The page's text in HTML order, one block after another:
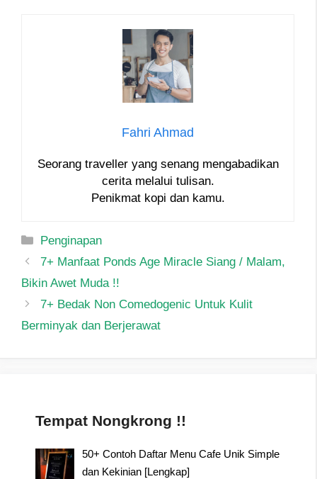
Fahri Ahmad
Seorang traveller yang senang mengabadikan
cerita melalui tulisan.
Penikmat kopi dan kamu.
Categories
Penginapan
7+ Manfaat Ponds Age Miracle Siang / Malam,
Bikin Awet Muda !!
7+ Bedak Non Comedogenic Untuk Kulit
Berminyak dan Berjerawat
Tempat Nongkrong !!
50+ Contoh Daftar Menu Cafe Unik Simple
dan Kekinian [Lengkap]